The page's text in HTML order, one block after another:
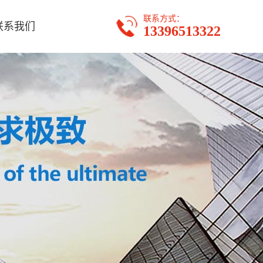
系我们
联系方式：
13396513322